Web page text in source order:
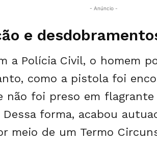
- Anúncio -
e
a Polícia Civil, o homem
como a pistola foi
não foi preso em
Dessa forma, acabou
meio de um Termo